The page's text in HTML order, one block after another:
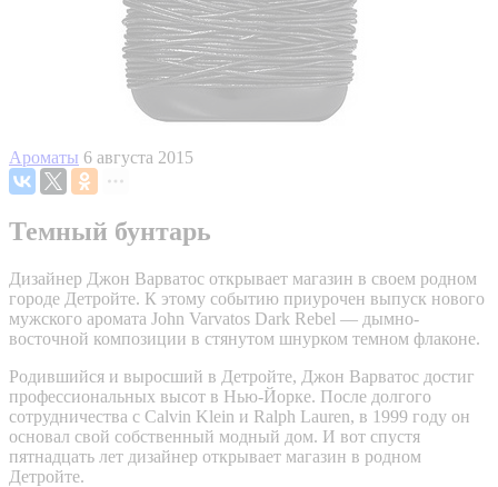
Ароматы 6 августа 2015
Темный бунтарь
Дизайнер Джон Варватос открывает магазин в своем родном
городе Детройте. К этому событию приурочен выпуск нового
мужского аромата John Varvatos Dark Rebel — дымно-
восточной композиции в стянутом шнурком темном флаконе.
Родившийся и выросший в Детройте, Джон Варватос достиг
профессиональных высот в Нью-Йорке. После долгого
сотрудничества с Calvin Klein и Ralph Lauren, в 1999 году он
основал свой собственный модный дом. И вот спустя
пятнадцать лет дизайнер открывает магазин в родном
Детройте.